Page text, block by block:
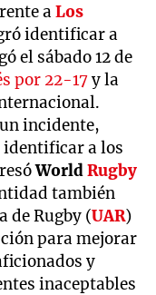
aLos
identificar a
el sábado 12 de
por 22-17y la
incidente,
identificar a los
WorldRugby
también
de Rugby (UAR)
para mejorar
y
inaceptables